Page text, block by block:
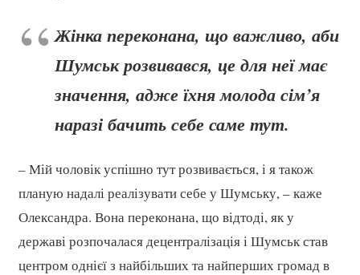
Жінка переконана, що важливо, аби
Шумськ розвивався, це для неї має
значення, адже їхня молода сім’я
наразі бачить себе саме тут.
– Мій чоловік успішно тут розвивається, і я також
планую надалі реалізувати себе у Шумську, – каже
Олександра. Вона переконана, що відтоді, як у
державі розпочалася децентралізація і Шумськ став
центром однієї з найбільших та найперших громад в